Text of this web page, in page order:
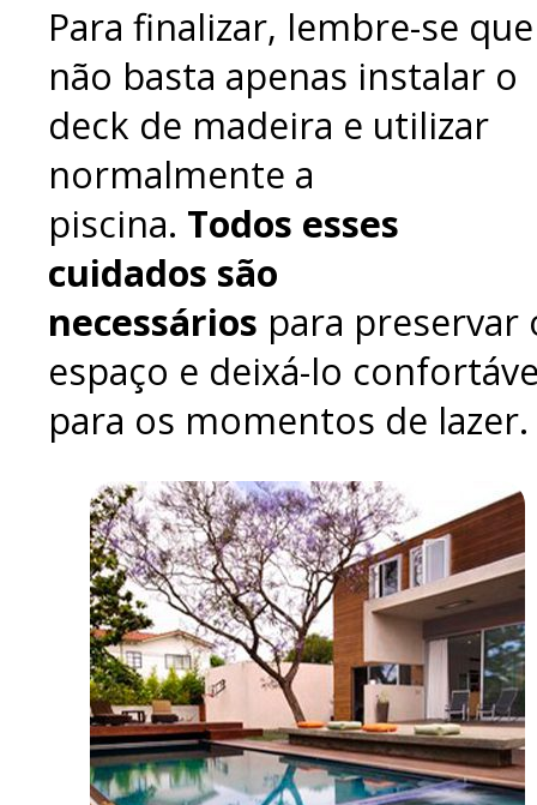
Para finalizar, lembre-se que
não basta apenas instalar o
deck de madeira e utilizar
normalmente a
piscina. Todos esses
cuidados são
necessários para preservar
espaço e deixá-lo
para os momentos de lazer.